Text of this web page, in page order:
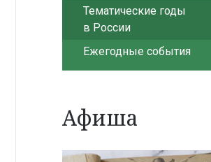
Тематические годы
в России
Ежегодные события
Афиша